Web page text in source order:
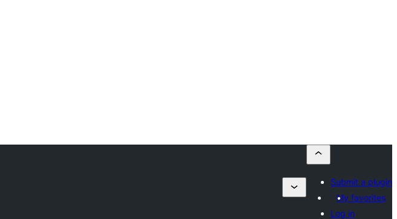
Submit a plugin
My favorites
Log in